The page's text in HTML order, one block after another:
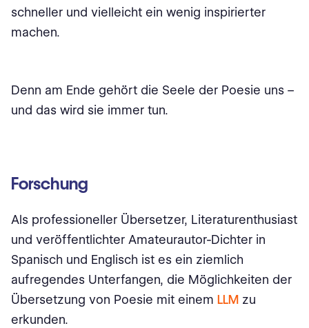
schneller und vielleicht ein wenig inspirierter
machen.
Denn am Ende gehört die Seele der Poesie uns –
und das wird sie immer tun.
Forschung
Als professioneller Übersetzer, Literaturenthusiast
und veröffentlichter Amateurautor-Dichter in
Spanisch und Englisch ist es ein ziemlich
aufregendes Unterfangen, die Möglichkeiten der
Übersetzung von Poesie mit einem LLM zu
erkunden.